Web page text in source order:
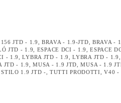
156 JTD - 1.9,BRAVA - 1.9-JTD, BRAVA -
JTD - 1.9, ESPACE DCI - 1.9,ESPACE
- 1.9,LYBRA JTD - 1.9,LYBRA JTD - 1.9
JTD - 1.9,MUSA - 1.9 JTD,MUSA - 1.9
STILO 1.9 JTD -,TUTTI PRODOTTI,V40 -